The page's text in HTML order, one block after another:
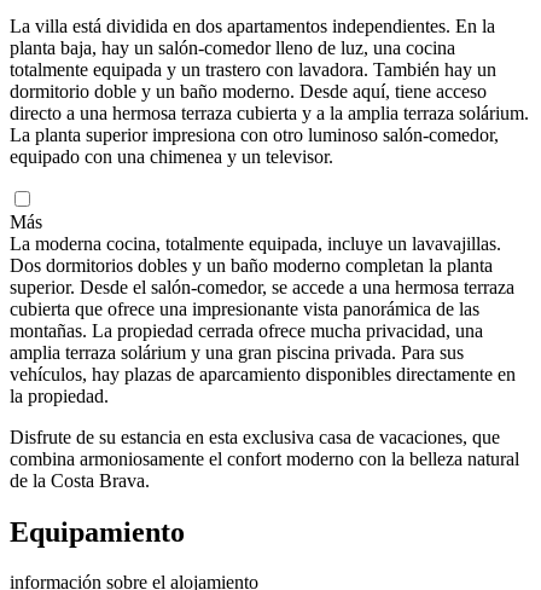
La villa está dividida en dos apartamentos independientes. En la
planta baja, hay un salón-comedor lleno de luz, una cocina
totalmente equipada y un trastero con lavadora. También hay un
dormitorio doble y un baño moderno. Desde aquí, tiene acceso
directo a una hermosa terraza cubierta y a la amplia terraza solárium.
La planta superior impresiona con otro luminoso salón-comedor,
equipado con una chimenea y un televisor.
Más
La moderna cocina, totalmente equipada, incluye un lavavajillas.
Dos dormitorios dobles y un baño moderno completan la planta
superior. Desde el salón-comedor, se accede a una hermosa terraza
cubierta que ofrece una impresionante vista panorámica de las
montañas. La propiedad cerrada ofrece mucha privacidad, una
amplia terraza solárium y una gran piscina privada. Para sus
vehículos, hay plazas de aparcamiento disponibles directamente en
la propiedad.
Disfrute de su estancia en esta exclusiva casa de vacaciones, que
combina armoniosamente el confort moderno con la belleza natural
de la Costa Brava.
Equipamiento
información sobre el alojamiento